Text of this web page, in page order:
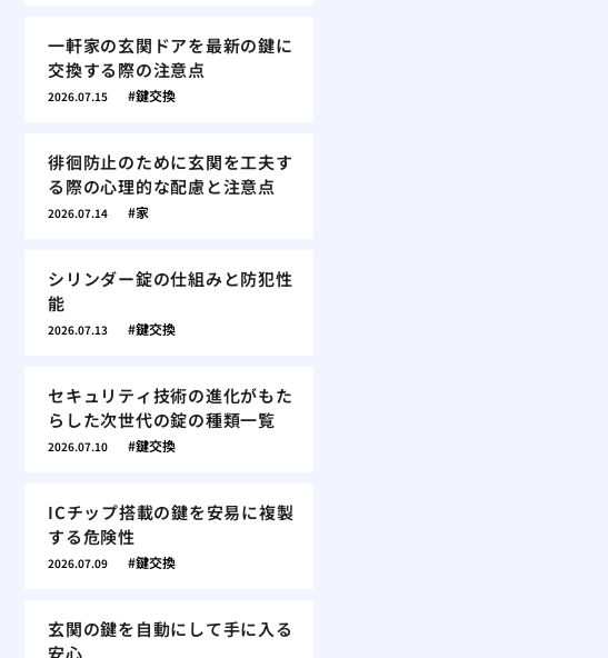
一軒家の玄関ドアを最新の鍵に
交換する際の注意点
2026.07.15 鍵交換
徘徊防止のために玄関を工夫す
る際の心理的な配慮と注意点
2026.07.14 家
シリンダー錠の仕組みと防犯性
能
2026.07.13 鍵交換
セキュリティ技術の進化がもた
らした次世代の錠の種類一覧
2026.07.10 鍵交換
ICチップ搭載の鍵を安易に複製
する危険性
2026.07.09 鍵交換
玄関の鍵を自動にして手に入る
安心